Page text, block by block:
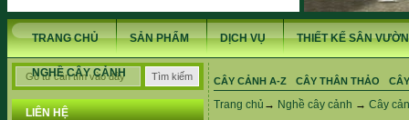
TRANG CHỦ SẢN PHẨM DỊCH VỤ THIẾT KẾ SÂN VƯỜN
NGHỀ CÂY CẢNH
LIÊN HỆ
CÂY CẢNH A-Z CÂY THÂN THẢO
Trang chủ → Nghề cây cảnh → Cây